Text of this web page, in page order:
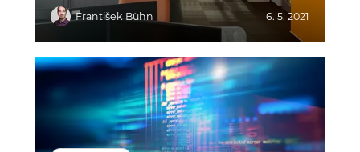
František Bühn 6. 5. 2021